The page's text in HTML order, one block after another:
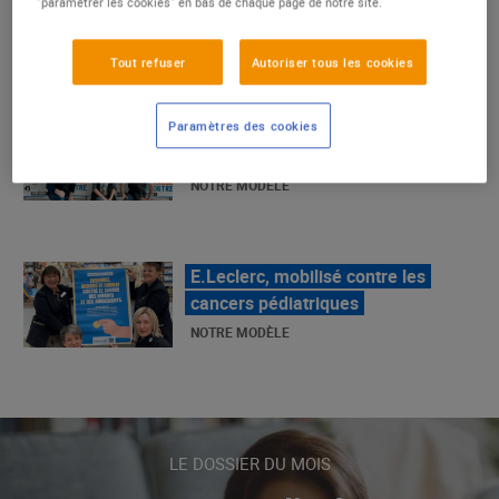
un succès
NOTRE MODÈLE
E.Leclerc, mobilisé contre les
LE MOUVEMENT E.LECLERC ET
« Repérage » - La nouvelle revue de
LE DOSSIER DU MOIS
Tout refuser Autoriser tous les cookies
Paramètres des cookies